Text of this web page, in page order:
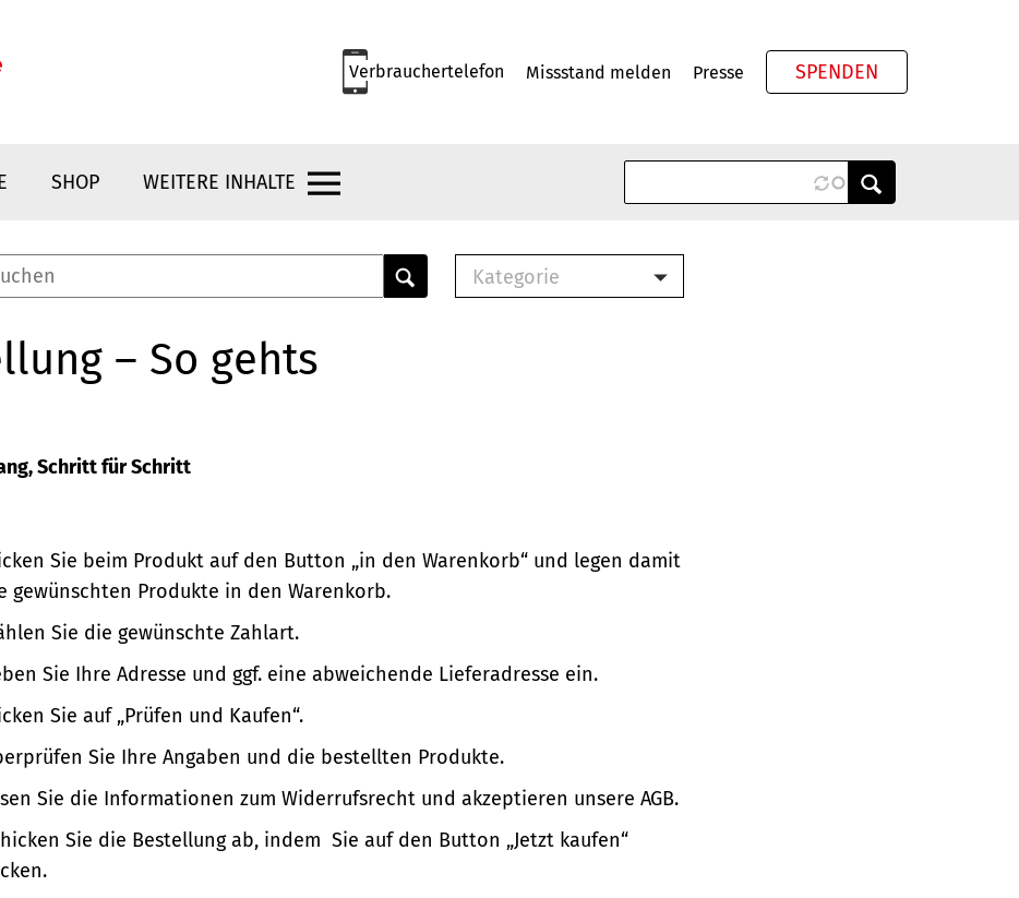
Verbrauchertelefon Missstand melden Presse SPENDEN
SHOP WEITERE INHALTE
Kategorie
– So gehts
Schritt für Schritt
Sie beim Produkt auf den Button „in den Warenkorb“ und legen damit
gewünschten Produkte in den Warenkorb.
Sie die gewünschte Zahlart.
Sie Ihre Adresse und ggf. eine abweichende Lieferadresse ein.
Sie auf „Prüfen und Kaufen“.
Sie Ihre Angaben und die bestellten Produkte.
Sie die Informationen zum Widerrufsrecht und akzeptieren unsere AGB.
Sie die Bestellung ab, indem Sie auf den Button „Jetzt kaufen“